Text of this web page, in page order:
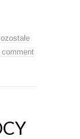
comment